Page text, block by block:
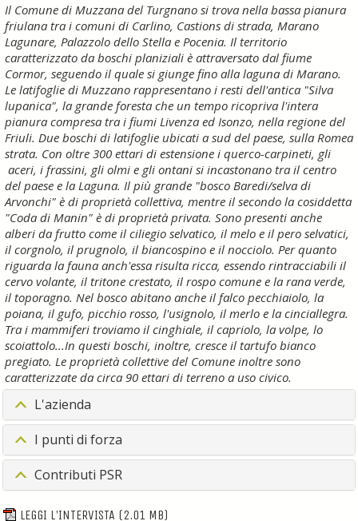
Il Comune di Muzzana del Turgnano si trova nella bassa pianura
friulana tra i comuni di Carlino, Castions di strada, Marano
Lagunare, Palazzolo dello Stella e Pocenia. Il territorio
caratterizzato da boschi planiziali è attraversato dal fiume
Cormor, seguendo il quale si giunge fino alla laguna di Marano.
Le latifoglie di Muzzano rappresentano i resti dell'antica "Silva
lupanica", la grande foresta che un tempo ricopriva l'intera
pianura compresa tra i fiumi Livenza ed Isonzo, nella regione del
Friuli. Due boschi di latifoglie ubicati a sud del paese, sulla Romea
strata. Con oltre 300 ettari di estensione i querco-carpineti, gli
aceri, i frassini, gli olmi e gli ontani si incastonano tra il centro
del paese e la Laguna. Il più grande "bosco Baredi/selva di
Arvonchi" è di proprietà collettiva, mentre il secondo la cosiddetta
"Coda di Manin" è di proprietà privata. Sono presenti anche
alberi da frutto come il ciliegio selvatico, il melo e il pero selvatici,
il corgnolo, il prugnolo, il biancospino e il nocciolo. Per quanto
riguarda la fauna anch'essa risulta ricca, essendo rintracciabili il
cervo volante, il tritone crestato, il rospo comune e la rana verde,
il toporagno. Nel bosco abitano anche il falco pecchiaiolo, la
poiana, il gufo, picchio rosso, l'usignolo, il merlo e la cinciallegra.
Tra i mammiferi troviamo il cinghiale, il capriolo, la volpe, lo
scoiattolo...In questi boschi, inoltre, cresce il tartufo bianco
pregiato. Le proprietà collettive del Comune inoltre sono
caratterizzate da circa 90 ettari di terreno a uso civico.
L'azienda
I punti di forza
Contributi PSR
LEGGI L'INTERVISTA (2.01 MB)